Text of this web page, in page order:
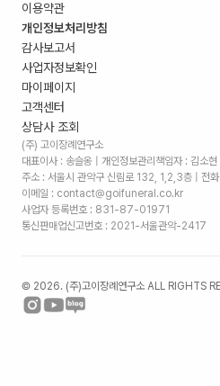
이용약관
개인정보처리방침
감사보고서
사업자정보확인
마이페이지
고객센터
상담사 조회
(주) 고이장례연구소
대표이사 : 송슬옹 | 개인정보관리책임자 : 김소현
주소 : 서울시 관악구 신림로 132, 1,2,3층 | 전
이메일 : contact@goifuneral.co.kr
사업자 등록번호 : 831-87-01971
통신판매업신고번호 : 2021-서울관악-2417
© 2026. (주)고이장례연구소 ALL RIGHTS